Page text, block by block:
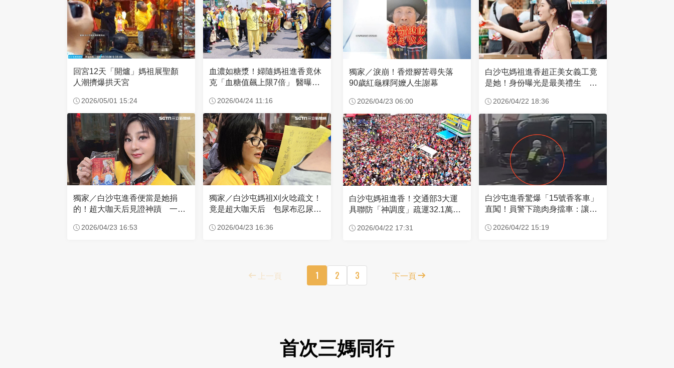
回宮12天「開爐」媽祖展聖顏
人潮擠爆拱天宮
2026/05/01 15:24
血濃如糖漿！婦隨媽祖進香竟休
克「血糖值飆上限7倍」 醫曝原
2026/04/24 11:16
獨家／白沙屯進香便當是她捐
的！超大咖天后見證神蹟 一靠
2026/04/23 16:53
獨家／白沙屯媽祖刈火唸疏文！
竟是超大咖天后 包尿布忍尿5
2026/04/23 16:36
獨家／淚崩！香燈腳苦尋失落
90歲紅龜粿阿嬤人生謝幕
2026/04/23 06:00
白沙屯媽祖進香超正美女義工竟
是她！身份曝光是最美禮生 一
2026/04/22 18:36
白沙屯媽祖進香！交通部3大運
具聯防「神調度」疏運32.1萬創
2026/04/22 17:31
白沙屯進香驚爆「15號香客車」
直闖！員警下跪肉身擋車：讓行
2026/04/22 15:19
上一頁 1 2 3 下一頁
首次三媽同行